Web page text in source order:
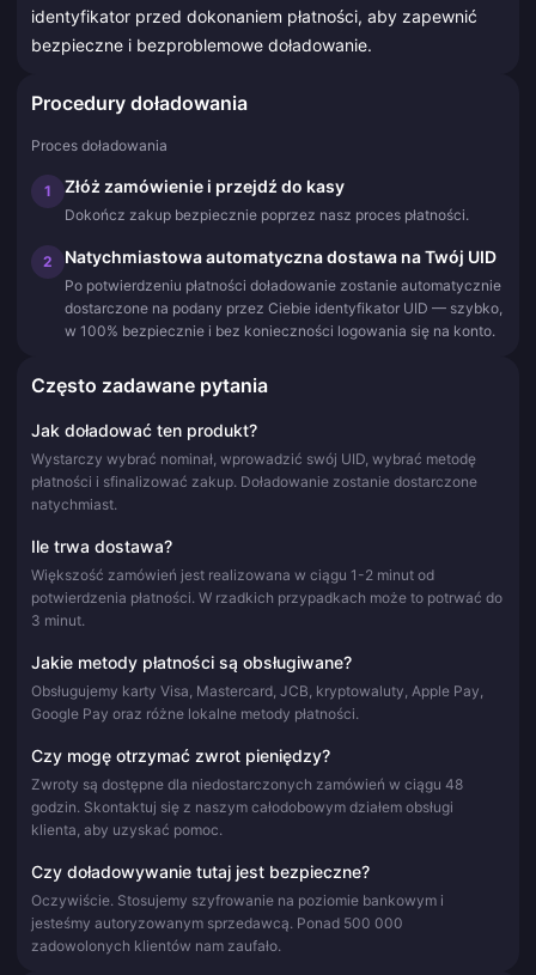
identyfikator przed dokonaniem płatności, aby zapewnić
bezpieczne i bezproblemowe doładowanie.
Procedury doładowania
Proces doładowania
1 Złóż zamówienie i przejdź do kasy
Dokończ zakup bezpiecznie poprzez nasz proces płatności.
2 Natychmiastowa automatyczna dostawa na Twój UID
Po potwierdzeniu płatności doładowanie zostanie automatycznie
dostarczone na podany przez Ciebie identyfikator UID — szybko,
w 100% bezpiecznie i bez konieczności logowania się na konto.
Często zadawane pytania
Jak doładować ten produkt?
Wystarczy wybrać nominał, wprowadzić swój UID, wybrać metodę
płatności i sfinalizować zakup. Doładowanie zostanie dostarczone
natychmiast.
Ile trwa dostawa?
Większość zamówień jest realizowana w ciągu 1-2 minut od
potwierdzenia płatności. W rzadkich przypadkach może to potrwać do
3 minut.
Jakie metody płatności są obsługiwane?
Obsługujemy karty Visa, Mastercard, JCB, kryptowaluty, Apple Pay,
Google Pay oraz różne lokalne metody płatności.
Czy mogę otrzymać zwrot pieniędzy?
Zwroty są dostępne dla niedostarczonych zamówień w ciągu 48
godzin. Skontaktuj się z naszym całodobowym działem obsługi
klienta, aby uzyskać pomoc.
Czy doładowywanie tutaj jest bezpieczne?
Oczywiście. Stosujemy szyfrowanie na poziomie bankowym i
jesteśmy autoryzowanym sprzedawcą. Ponad 500 000
zadowolonych klientów nam zaufało.